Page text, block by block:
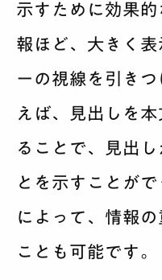
示すために効果
報ほど、大きく
ーの視線を引き
えば、見出しを
ることで、見出
とを示すことが
によって、情報
ことも可能です。